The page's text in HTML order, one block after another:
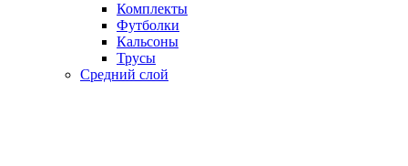
Комплекты
Футболки
Кальсоны
Трусы
Средний слой